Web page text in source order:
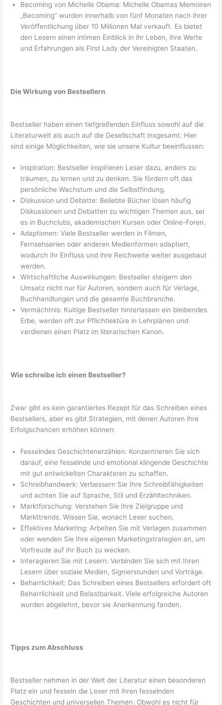
Becoming von Michelle Obama: Michelle Obamas Memoiren
„Becoming“ wurden innerhalb von fünf Monaten nach ihrer
Veröffentlichung über 10 Millionen Mal verkauft. Es bietet
den Lesern einen intimen Einblick in ihr Leben, ihre Werte
und Erfahrungen als First Lady der Vereinigten Staaten.
Die Wirkung von Bestsellern
Bestseller haben einen tiefgreifenden Einfluss sowohl auf die
Literaturwelt als auch auf die Gesellschaft insgesamt. Hier
sind einige Möglichkeiten, wie sie unsere Kultur beeinflussen:
Inspiration: Bestseller inspirieren Leser dazu, anders zu
träumen, zu lernen und zu denken. Sie fördern oft das
persönliche Wachstum und die Selbstfindung.
Diskussion und Debatte: Beliebte Bücher lösen häufig
Diskussionen und Debatten zu wichtigen Themen aus, sei
es in Buchclubs, akademischen Kursen oder Online-Foren.
Adaptionen: Viele Bestseller werden in Filmen,
Fernsehserien oder anderen Medienformen adaptiert,
wodurch ihr Einfluss und ihre Reichweite weiter ausgebaut
werden.
Wirtschaftliche Auswirkungen: Bestseller steigern den
Umsatz nicht nur für Autoren, sondern auch für Verlage,
Buchhandlungen und die gesamte Buchbranche.
Vermächtnis: Kultige Bestseller hinterlassen ein bleibendes
Erbe, werden oft zur Pflichtlektüre in Lehrplänen und
verdienen einen Platz im literarischen Kanon.
Wie schreibe ich einen Bestseller?
Zwar gibt es kein garantiertes Rezept für das Schreiben eines
Bestsellers, aber es gibt Strategien, mit denen Autoren ihre
Erfolgschancen erhöhen können:
Fesselndes Geschichtenerzählen: Konzentrieren Sie sich
darauf, eine fesselnde und emotional klingende Geschichte
mit gut entwickelten Charakteren zu schaffen.
Schreibhandwerk: Verbessern Sie Ihre Schreibfähigkeiten
und achten Sie auf Sprache, Stil und Erzähltechniken.
Marktforschung: Verstehen Sie Ihre Zielgruppe und
Markttrends. Wissen Sie, wonach Leser suchen.
Effektives Marketing: Arbeiten Sie mit Verlagen zusammen
oder wenden Sie Ihre eigenen Marketingstrategien an, um
Vorfreude auf Ihr Buch zu wecken.
Interagieren Sie mit Lesern: Verbinden Sie sich mit Ihren
Lesern über soziale Medien, Signierstunden und Vorträge.
Beharrlichkeit: Das Schreiben eines Bestsellers erfordert oft
Beharrlichkeit und Belastbarkeit. Viele erfolgreiche Autoren
wurden abgelehnt, bevor sie Anerkennung fanden.
Tipps zum Abschluss
Bestseller nehmen in der Welt der Literatur einen besonderen
Platz ein und fesseln die Leser mit ihren fesselnden
Geschichten und universellen Themen. Obwohl es nicht für